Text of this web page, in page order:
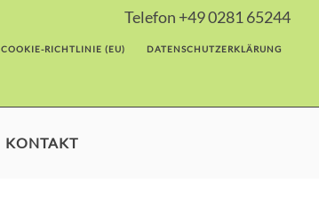
Telefon +49 0281 65244
COOKIE-RICHTLINIE (EU) DATENSCHUTZ­ERKLÄRUNG
KONTAKT